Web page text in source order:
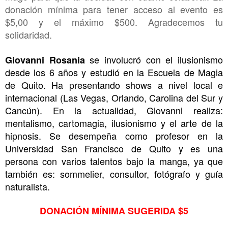
donación mínima para tener acceso al evento es
$5,00 y el máximo $500. Agradecemos tu
solidaridad.
Giovanni Rosania se involucró con el ilusionismo
desde los 6 años y estudió en la Escuela de Magia
de Quito. Ha presentando shows a nivel local e
internacional (Las Vegas, Orlando, Carolina del Sur y
Cancún). En la actualidad, Giovanni realiza:
mentalismo, cartomagia, ilusionismo y el arte de la
hipnosis. Se desempeña como profesor en la
Universidad San Francisco de Quito y es una
persona con varios talentos bajo la manga, ya que
también es: sommelier, consultor, fotógrafo y guía
naturalista.
DONACIÓN MÍNIMA SUGERIDA $5